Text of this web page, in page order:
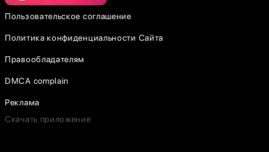
Пользовательское соглашение
Политика конфиденциальности Сайта
Правообладателям
DMCA complain
Реклама
Скачать приложение